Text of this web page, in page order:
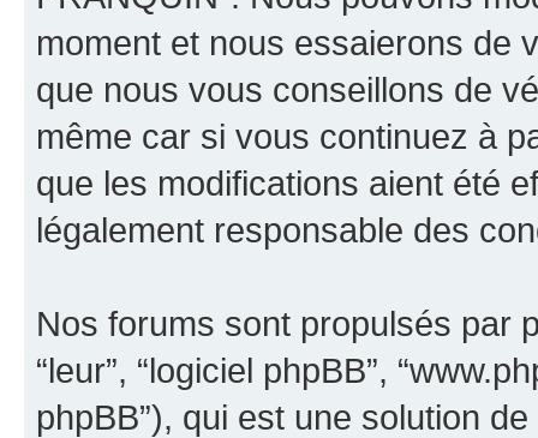
moment et nous essaierons de
que nous vous conseillons de
même car si vous continuez à
que les modifications aient été
légalement responsable des
Nos forums sont propulsés par
“leur”, “logiciel phpBB”,
phpBB”), qui est une solution